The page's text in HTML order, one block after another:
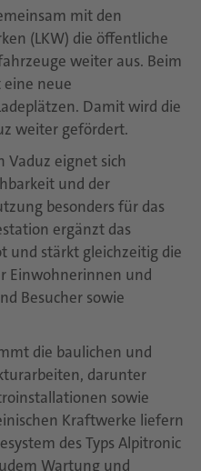
mit den
(LKW) die öffentliche
weiter aus. Beim
eine neue
Damit wird die
weiter gefördert.
eignet sich
und der
besonders für das
ergänzt das
und stärkt gleichzeitig die
Einwohnerinnen und
Besucher sowie
die baulichen und
darunter
sowie
Kraftwerke liefern
des Typs Alpitronic
Wartung und